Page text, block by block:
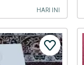
HARI INI